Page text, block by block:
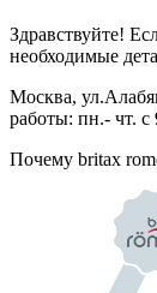
Здравствуйте!
необходимые
Москва,
работы: пн.- чт. с
Почему britax